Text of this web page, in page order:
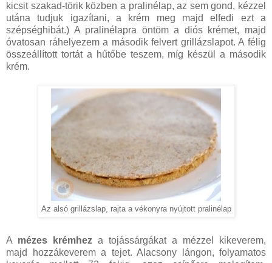
kicsit szakad-törik közben a pralinélap, az sem gond, kézzel
utána tudjuk igazítani, a krém meg majd elfedi ezt a
szépséghibát.) A pralinélapra öntöm a diós krémet, majd
óvatosan ráhelyezem a második felvert grillázslapot. A félig
összeállított tortát a hűtőbe teszem, míg készül a második
krém.
Az alsó grillázslap, rajta a vékonyra nyújtott pralinélap
A mézes krémhez a tojássárgákat a mézzel kikeverem,
majd hozzákeverem a tejet. Alacsony lángon, folyamatos